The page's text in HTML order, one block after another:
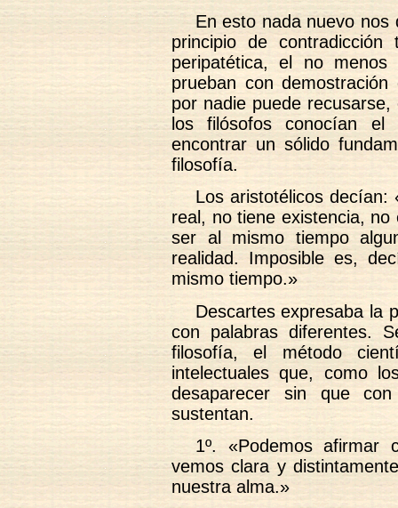
En esto nada nuevo nos
principio de
peripatética, el no menos
prueban con
por nadie puede
los filósofos conocían
encontrar un sólido
filosofía.
Los aristotélicos
real, no tiene existencia,
ser al mismo tiempo
realidad. Imposible es,
mismo tiempo.»
Descartes expresaba la
con palabras diferentes.
filosofía, el método
intelectuales que, como
desaparecer sin que
sustentan.
1º. «Podemos afirmar
vemos clara y
nuestra alma.»